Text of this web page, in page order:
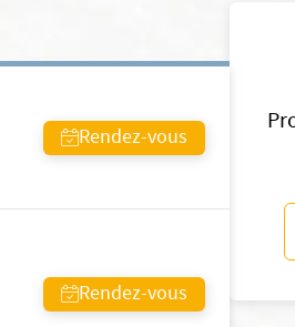
Rendez-vous
Rendez-vous